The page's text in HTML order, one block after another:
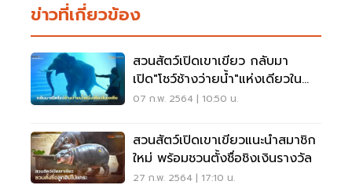
ข่าวที่เกี่ยวข้อง
สวนสัตว์เปิดเขาเขียว กลับมา
เปิด"โชว์ช้างว่ายน้ำ"แห่งเดียวใน
เอเชียแล้ว
07 ก.พ. 2564 | 10:50 น.
สวนสัตว์เปิดเขาเขียวแนะนำสมาชิก
ใหม่ พร้อมชวนตั้งชื่อชิงเงินรางวัล
27 ก.พ. 2564 | 17:10 น.